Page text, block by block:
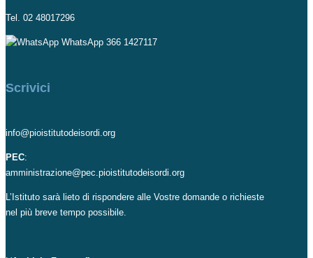
Tel. 02 48017296
WhatsApp 366 1427117
Scrivici
info@pioistitutodeisordi.org
PEC:
amministrazione@pec.pioistitutodeisordi.org
L’Istituto sarà lieto di rispondere alle Vostre domande o richieste
nel più breve tempo possibile.